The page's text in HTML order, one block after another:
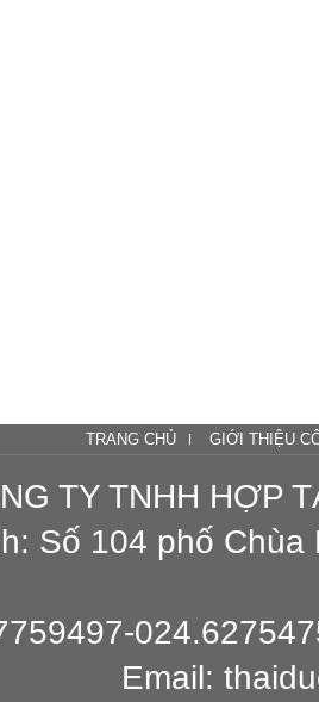
TRANG CHỦ GIỚI THIỆU
TY TNHH HỢP
Số 104 phố
Email: